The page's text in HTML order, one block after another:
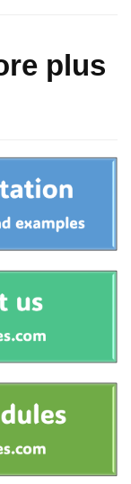
plus